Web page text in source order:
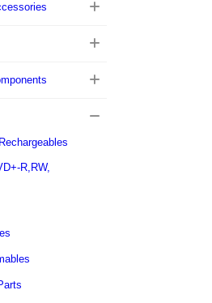
R,RW,